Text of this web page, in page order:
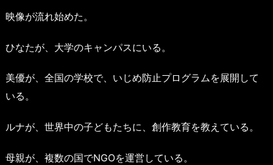
映像が流れ始めた。
ひなたが、大学のキャンパスにいる。
美優が、全国の学校で、いじめ防止プログラムを展開して
いる。
ルナが、世界中の子どもたちに、創作教育を教えている。
母親が、複数の国でNGOを運営している。